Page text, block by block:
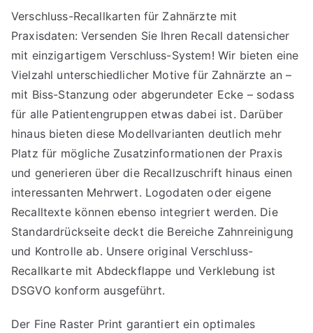
Verschluss-Recallkarten für Zahnärzte mit
Praxisdaten: Versenden Sie Ihren Recall datensicher
mit einzigartigem Verschluss-System! Wir bieten eine
Vielzahl unterschiedlicher Motive für Zahnärzte an –
mit Biss-Stanzung oder abgerundeter Ecke – sodass
für alle Patientengruppen etwas dabei ist. Darüber
hinaus bieten diese Modellvarianten deutlich mehr
Platz für mögliche Zusatzinformationen der Praxis
und generieren über die Recallzuschrift hinaus einen
interessanten Mehrwert. Logodaten oder eigene
Recalltexte können ebenso integriert werden. Die
Standardrückseite deckt die Bereiche Zahnreinigung
und Kontrolle ab. Unsere original Verschluss-
Recallkarte mit Abdeckflappe und Verklebung ist
DSGVO konform ausgeführt.
Der Fine Raster Print garantiert ein optimales